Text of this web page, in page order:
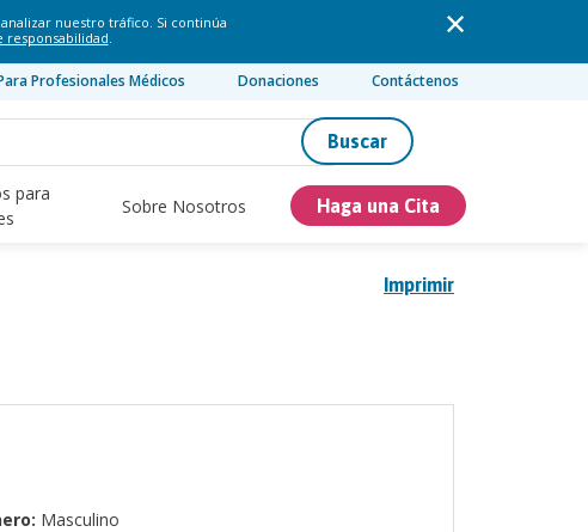
nuestro tráfico. Si continúa
responsabilidad.
Profesionales Médicos Donaciones Contáctenos
Buscar
para
Sobre Nosotros Haga una Cita
Imprimir
Masculino